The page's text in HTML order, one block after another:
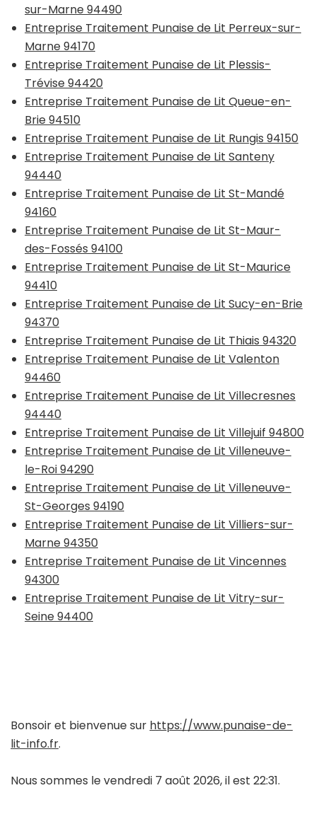
sur-Marne 94490
Entreprise Traitement Punaise de Lit Perreux-sur-
Marne 94170
Entreprise Traitement Punaise de Lit Plessis-
Trévise 94420
Entreprise Traitement Punaise de Lit Queue-en-
Brie 94510
Entreprise Traitement Punaise de Lit Rungis 94150
Entreprise Traitement Punaise de Lit Santeny
94440
Entreprise Traitement Punaise de Lit St-Mandé
94160
Entreprise Traitement Punaise de Lit St-Maur-
des-Fossés 94100
Entreprise Traitement Punaise de Lit St-Maurice
94410
Entreprise Traitement Punaise de Lit Sucy-en-Brie
94370
Entreprise Traitement Punaise de Lit Thiais 94320
Entreprise Traitement Punaise de Lit Valenton
94460
Entreprise Traitement Punaise de Lit Villecresnes
94440
Entreprise Traitement Punaise de Lit Villejuif 94800
Entreprise Traitement Punaise de Lit Villeneuve-
le-Roi 94290
Entreprise Traitement Punaise de Lit Villeneuve-
St-Georges 94190
Entreprise Traitement Punaise de Lit Villiers-sur-
Marne 94350
Entreprise Traitement Punaise de Lit Vincennes
94300
Entreprise Traitement Punaise de Lit Vitry-sur-
Seine 94400
Bonsoir et bienvenue sur https://www.punaise-de-
lit-info.fr.
Nous sommes le vendredi 7 août 2026, il est 22:31.